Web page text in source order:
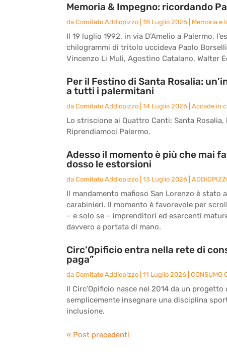
Memoria & Impegno: ricordando
da Comitato Addiopizzo 18 Luglio 2026 Memoria e
Il 19 luglio 1992, in via D’Amelio a Palermo,
chilogrammi di tritolo uccideva Paolo
Vincenzo Li Muli, Agostino Catalano, Walter
Per il Festino di Santa Rosalia:
a tutti i palermitani
da Comitato Addiopizzo 14 Luglio 2026 Accade in
Lo striscione ai Quattro Canti: Santa
Riprendiamoci Palermo.
Adesso il momento è più che mai
dosso le estorsioni
da Comitato Addiopizzo 13 Luglio 2026
Il mandamento mafioso San Lorenzo è stato
carabinieri. Il momento è favorevole per
– e solo se – imprenditori ed esercenti
davvero a portata di mano.
Circ’Opificio entra nella rete di
paga”
da Comitato Addiopizzo 11 Luglio 2026 CONSUMO
Il Circ’Opificio nasce nel 2014 da un
semplicemente insegnare una disciplina
inclusione.
« Post precedenti